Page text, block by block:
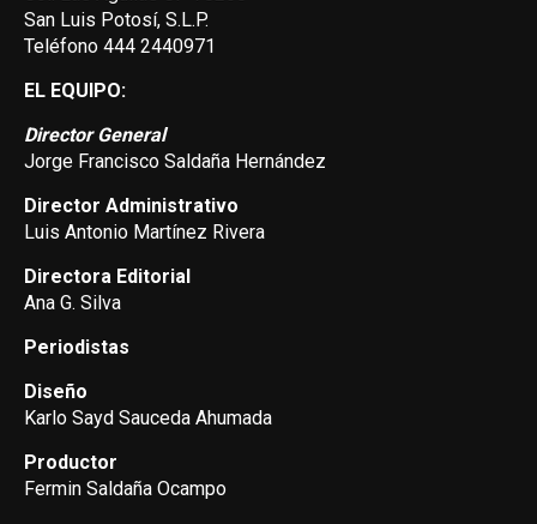
San Luis Potosí, S.L.P.
Teléfono 444 2440971
EL EQUIPO:
Director General
Jorge Francisco Saldaña Hernández
Director Administrativo
Luis Antonio Martínez Rivera
Directora Editorial
Ana G. Silva
Periodistas
Diseño
Karlo Sayd Sauceda Ahumada
Productor
Fermin Saldaña Ocampo